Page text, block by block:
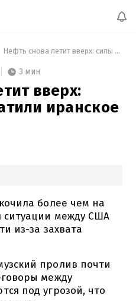
Нефть снова летит вверх: силы США захватили иранское судно
3 мин
вверх:
иранское
более чем на
ситуации между США
из-за захвата
пролив почти
между
под угрозой, что